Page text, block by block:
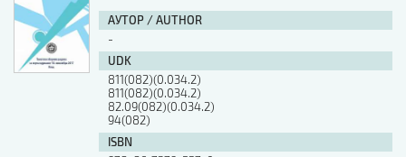
DOI
АУТОР / AUTHOR
-
UDK
811(082)(0.034.2)
811(082)(0.034.2)
82.09(082)(0.034.2)
94(082)
ISBN